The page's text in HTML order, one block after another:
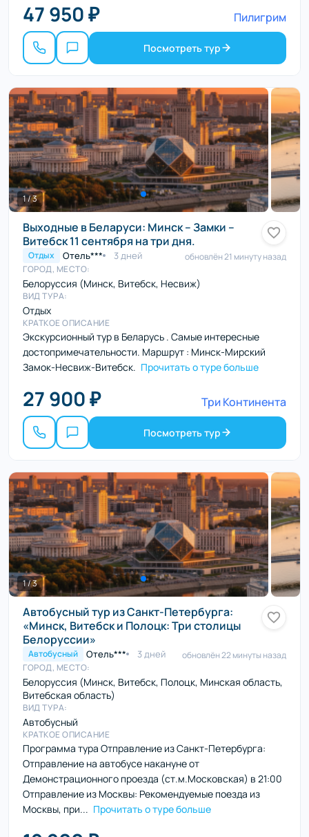
47 950 ₽ Пилигрим
Посмотреть тур
Выходные в Беларуси: Минск – Замки –
Витебск 11 сентября на три дня.
Отдых Отель*** 3 дней
обновлён 21 минуту назад
ГОРОД, МЕСТО:
Белоруссия (Минск, Витебск, Несвиж)
ВИД ТУРА:
Отдых
КРАТКОЕ ОПИСАНИЕ
Экскурсионный тур в Беларусь . Самые интересные
достопримечательности. Маршрут : Минск-Мирский
Замок-Несвиж-Витебск. Прочитать о туре больше
1 / 3
27 900 ₽ Три Континента
Посмотреть тур
Автобусный тур из Санкт-Петербурга:
«Минск, Витебск и Полоцк: Три столицы
Белоруссии»
Автобусный Отель*** 3 дней
обновлён 22 минуты назад
ГОРОД, МЕСТО:
Белоруссия (Минск, Витебск, Полоцк, Минская область,
Витебская область)
ВИД ТУРА:
Автобусный
КРАТКОЕ ОПИСАНИЕ
Программа тура Отправление из Санкт-Петербурга:
Отправление на автобусе накануне от
Демонстрационного проезда (ст.м.Московская) в 21:00
Отправление из Москвы: Рекомендуемые поезда из
Москвы, при... Прочитать о туре больше
1 / 3